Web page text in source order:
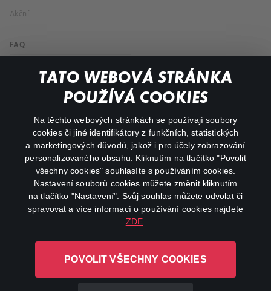
TATO WEBOVÁ STRÁNKA
POUŽÍVÁ COOKIES
Na těchto webových stránkách se používají soubory
cookies či jiné identifikátory z funkčních, statistických
a marketingových důvodů, jakož i pro účely zobrazování
personalizovaného obsahu. Kliknutím na tlačítko "Povolit
všechny cookies" souhlasíte s používáním cookies.
Nastavení souborů cookies můžete změnit kliknutím
na tlačítko "Nastavení". Svůj souhlas můžete odvolat či
spravovat a více informací o používání cookies najdete
ZDE
POVOLIT VŠECHNY COOKIES
Akční
FAQ
Můj účet
Důležité odkazy
facebookinstagram
youtube
L-1246 Luxembourg R.C.S.